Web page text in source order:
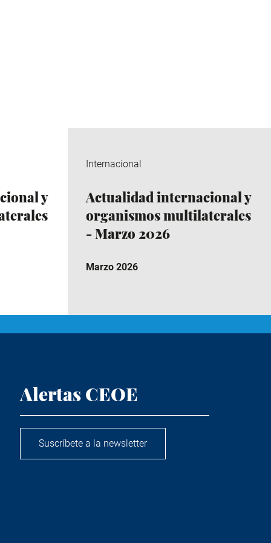
y
Internacional
Actualidad internacional y
organismos multilaterales
- Marzo 2026
Marzo 2026
Alertas CEOE
Suscríbete a la newsletter